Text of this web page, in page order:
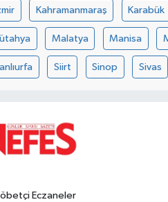
Kahramanmaraş Karabük
Malatya Manisa
Siirt Sinop Sivas
Eczaneler